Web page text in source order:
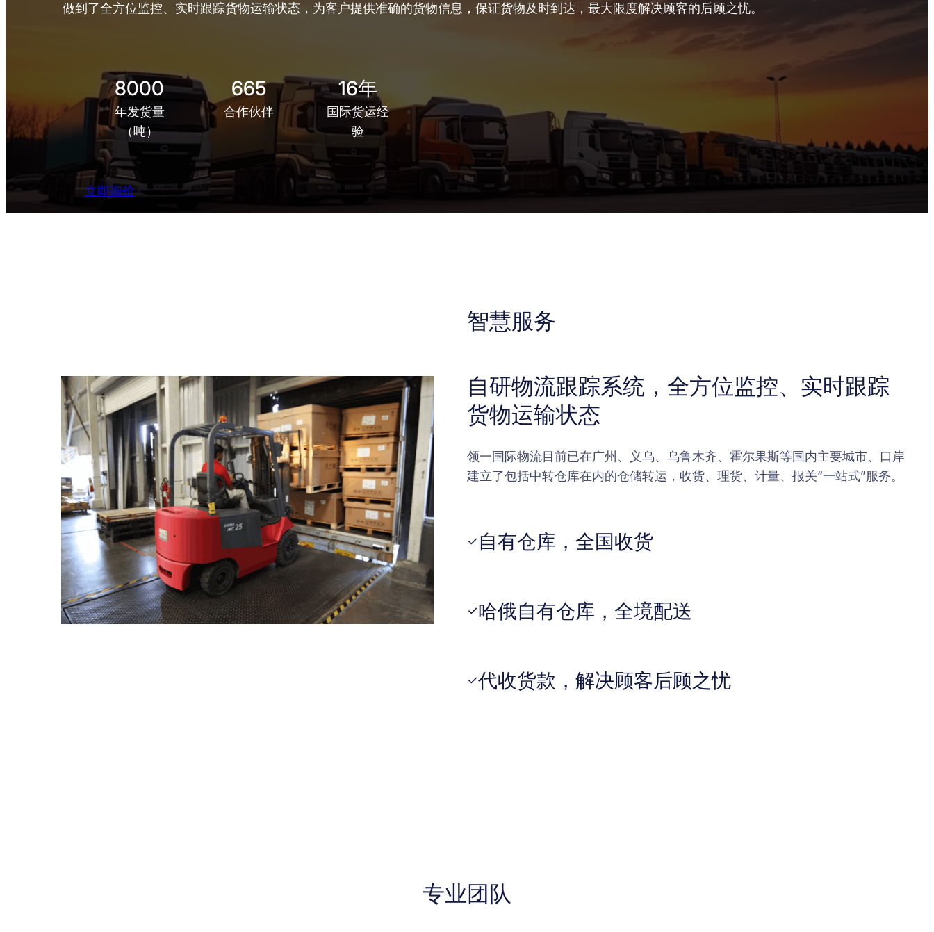
做到了全方位监控、实时跟踪货物运输状态，为客户提供准确的货物信息，保证货物及时到达，最大限度解决顾客的后顾之忧。
8000
年发货量
（吨）
665
合作伙伴
16年
国际货运经
验
立即询价
智慧服务
自研物流跟踪系统，全方位监控、实时跟踪
货物运输状态
领一国际物流目前已在广州、义乌、乌鲁木齐、霍尔果斯等国内主要城市、口岸
建立了包括中转仓库在内的仓储转运，收货、理货、计量、报关“一站式”服务。
✓ 自有仓库，全国收货
✓哈俄自有仓库，全境配送
✓代收货款，解决顾客后顾之忧
专业团队